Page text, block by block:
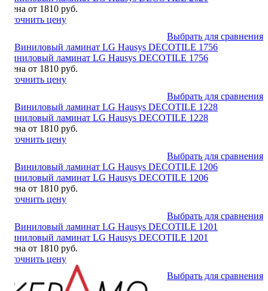
Цена от 1810 руб.
Уточнить цену
Выбрать для сравнения
Виниловый ламинат LG Hausys DECOTILE 1756
Цена от 1810 руб.
Уточнить цену
Выбрать для сравнения
Виниловый ламинат LG Hausys DECOTILE 1228
Цена от 1810 руб.
Уточнить цену
Выбрать для сравнения
Виниловый ламинат LG Hausys DECOTILE 1206
Цена от 1810 руб.
Уточнить цену
Выбрать для сравнения
Виниловый ламинат LG Hausys DECOTILE 1201
Цена от 1810 руб.
Уточнить цену
Выбрать для сравнения